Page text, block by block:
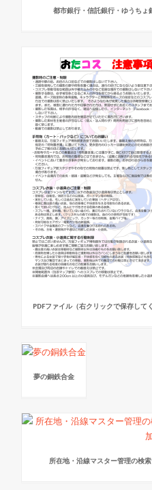
都市銀行・信託銀行・ゆうち
PDFファイル（右クリックで保存して
夢の銅鉄合金
所在地・沿線マスター管理の検